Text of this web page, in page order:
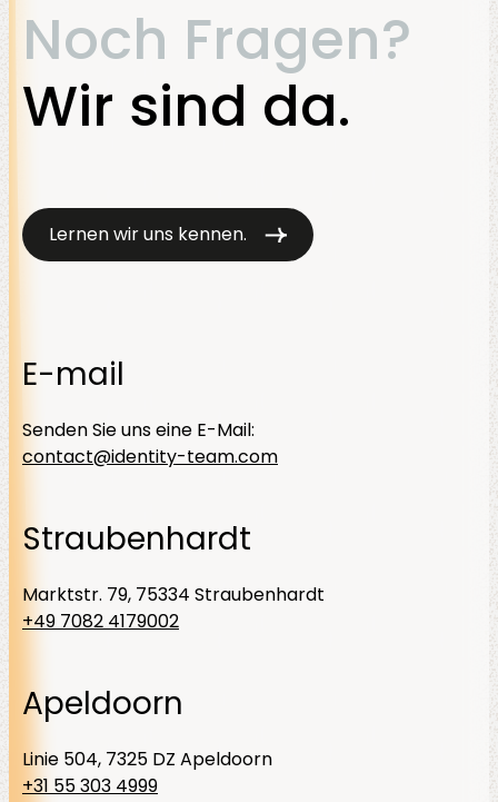
Noch Fragen?
Wir sind da.
Lernen wir uns kennen.
E-mail
Senden Sie uns eine E-Mail:
contact@identity-team.com
Straubenhardt
Marktstr. 79, 75334 Straubenhardt
+49 7082 4179002
Apeldoorn
Linie 504, 7325 DZ Apeldoorn
+31 55 303 4999